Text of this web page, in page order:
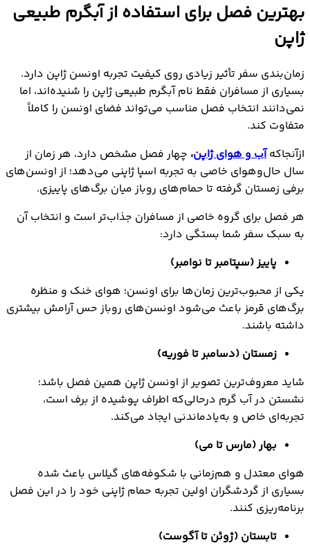
بهترین فصل برای استفاده از آبگرم طبیعی
ژاپن
زمان‌بندی سفر تأثیر زیادی روی کیفیت تجربه اونسن ژاپن دارد.
بسیاری از مسافران فقط نام آبگرم طبیعی ژاپن را شنیده‌اند، اما
نمی‌دانند انتخاب فصل مناسب می‌تواند فضای اونسن را کاملاً
متفاوت کند.
ازآنجاکهآب و هوای ژاپن، چهار فصل مشخص دارد، هر زمان از
سال حال‌وهوای خاصی به تجربه اسپا ژاپنی می‌دهد؛ از اونسن‌های
برفی زمستان گرفته تا حمام‌های روباز میان برگ‌های پاییزی.
هر فصل برای گروه خاصی از مسافران جذاب‌تر است و انتخاب آن
به سبک سفر شما بستگی دارد:
پاییز (سپتامبر تا نوامبر)
یکی از محبوب‌ترین زمان‌ها برای اونسن؛ هوای خنک و منظره
برگ‌های قرمز باعث می‌شود اونسن‌های روباز حس آرامش بیشتری
داشته باشند.
زمستان (دسامبر تا فوریه)
شاید معروف‌ترین تصویر از اونسن ژاپن همین فصل باشد؛
نشستن در آب گرم درحالی‌که اطراف پوشیده از برف است،
تجربه‌ای خاص و به‌یادماندنی ایجاد می‌کند.
بهار (مارس تا می)
هوای معتدل و هم‌زمانی با شکوفه‌های گیلاس باعث شده
بسیاری از گردشگران اولین تجربه حمام ژاپنی خود را در این فصل
برنامه‌ریزی کنند.
تابستان (ژوئن تا آگوست)